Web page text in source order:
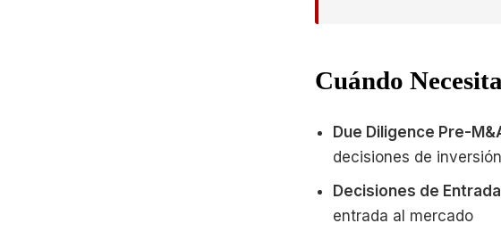
Cuándo
Due Diligence Pre-
decisiones de inversión
Decisiones de
entrada al mercado